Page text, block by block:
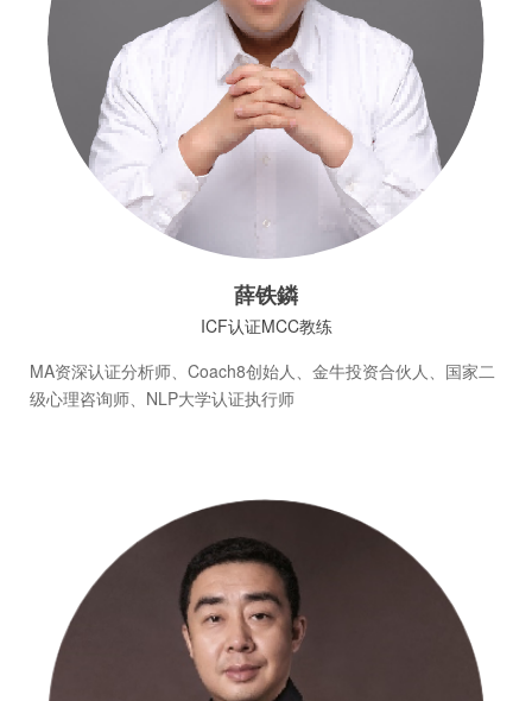
薛铁鏻
ICF认证MCC教练
MA资深认证分析师、Coach8创始人、金牛投资合伙人、国家二
级心理咨询师、NLP大学认证执行师